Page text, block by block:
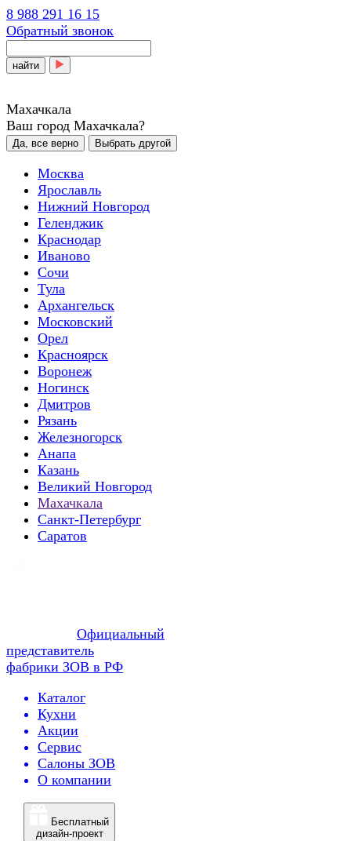
8 988 291 16 15
Обратный звонок
найти
Махачкала
Ваш город Махачкала?
Да, все верно Выбрать другой
Москва
Ярославль
Нижний Новгород
Геленджик
Краснодар
Иваново
Сочи
Тула
Архангельск
Московский
Орел
Красноярск
Воронеж
Ногинск
Дмитров
Рязань
Железногорск
Анапа
Казань
Великий Новгород
Махачкала
Санкт-Петербург
Саратов
Официальный
представитель
фабрики ЗОВ в РФ
Каталог
Кухни
Акции
Сервис
Салоны ЗОВ
О компании
Бесплатный
дизайн-проект